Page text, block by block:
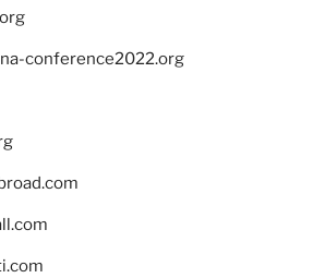
conference2022.org